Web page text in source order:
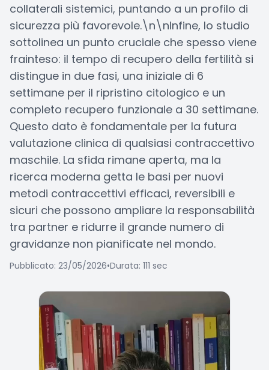
collaterali sistemici, puntando a un profilo di
sicurezza più favorevole.\n\nInfine, lo studio
sottolinea un punto cruciale che spesso viene
frainteso: il tempo di recupero della fertilità si
distingue in due fasi, una iniziale di 6
settimane per il ripristino citologico e un
completo recupero funzionale a 30 settimane.
Questo dato è fondamentale per la futura
valutazione clinica di qualsiasi contraccettivo
maschile. La sfida rimane aperta, ma la
ricerca moderna getta le basi per nuovi
metodi contraccettivi efficaci, reversibili e
sicuri che possono ampliare la responsabilità
tra partner e ridurre il grande numero di
gravidanze non pianificate nel mondo.
Pubblicato: 23/05/2026•Durata: 111 sec